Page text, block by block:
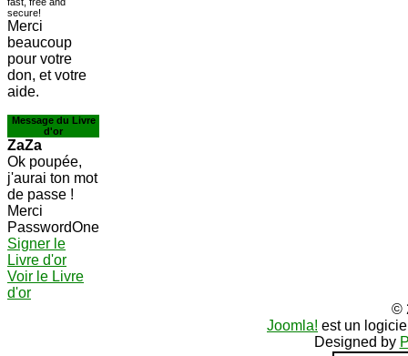
Merci
beaucoup
pour votre
don, et votre
aide.
Message du Livre
d'or
ZaZa
Ok poupée,
j'aurai ton mot
de passe !
Merci
PasswordOne
Signer le
Livre d'or
Voir le Livre
d'or
©
Joomla! est un
Designed by